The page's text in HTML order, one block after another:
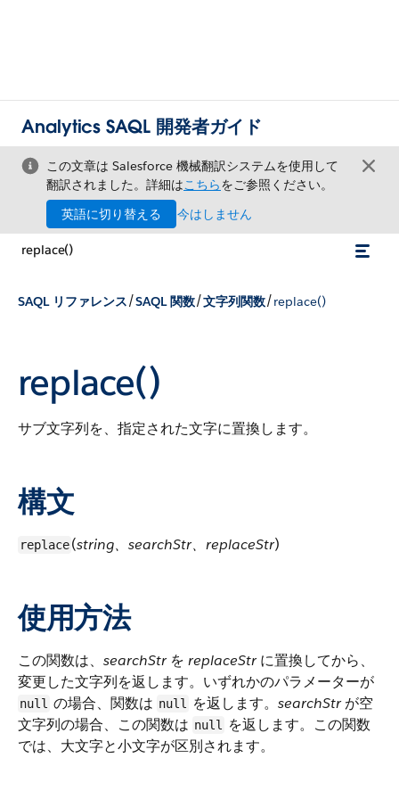
Analytics SAQL 開発者ガイド
この文章は Salesforce 機械翻訳システムを使用して
翻訳されました。詳細はこちらをご参照ください。
英語に切り替える
今はしません
replace()
SAQL リファレンス/SAQL 関数/文字列関数/replace()
replace()
サブ文字列を、指定された文字に置換します。
構文
replace(string、searchStr、replaceStr)
使用方法
この関数は、 searchStrを replaceStrに置換してから、
変更した文字列を返します。いずれかのパラメーターが
null の場合、関数は null を返します。 searchStrが空
文字列の場合、この関数は null
を返します。この関数
では、大文字と小文字が区別されます。